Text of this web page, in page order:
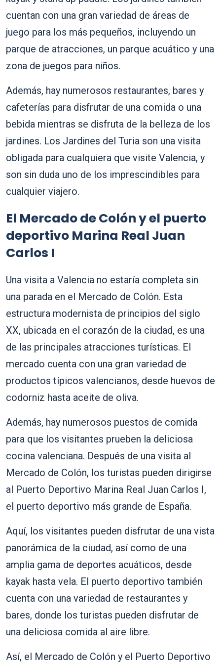
cuentan con una gran variedad de áreas de
juego para los más pequeños, incluyendo un
parque de atracciones, un parque acuático y una
zona de juegos para niños.
Además, hay numerosos restaurantes, bares y
cafeterías para disfrutar de una comida o una
bebida mientras se disfruta de la belleza de los
jardines. Los Jardines del Turia son una visita
obligada para cualquiera que visite Valencia, y
son sin duda uno de los imprescindibles para
cualquier viajero.
El Mercado de Colón y el puerto
deportivo Marina Real Juan
Carlos I
Una visita a Valencia no estaría completa sin
una parada en el Mercado de Colón. Esta
estructura modernista de principios del siglo
XX, ubicada en el corazón de la ciudad, es una
de las principales atracciones turísticas. El
mercado cuenta con una gran variedad de
productos típicos valencianos, desde huevos de
codorniz hasta aceite de oliva.
Además, hay numerosos puestos de comida
para que los visitantes prueben la deliciosa
cocina valenciana. Después de una visita al
Mercado de Colón, los turistas pueden dirigirse
al Puerto Deportivo Marina Real Juan Carlos I,
el puerto deportivo más grande de España.
Aquí, los visitantes pueden disfrutar de una vista
panorámica de la ciudad, así como de una
amplia gama de deportes acuáticos, desde
kayak hasta vela. El puerto deportivo también
cuenta con una variedad de restaurantes y
bares, donde los turistas pueden disfrutar de
una deliciosa comida al aire libre.
Así, el Mercado de Colón y el Puerto Deportivo